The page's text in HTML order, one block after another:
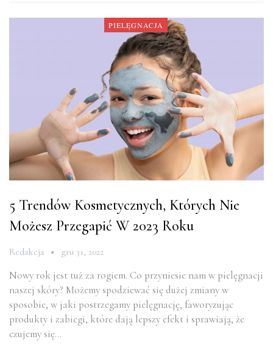
PIELĘGNACJA
5 Trendów Kosmetycznych, Których Nie
Możesz Przegapić W 2023 Roku
Redakcja gru 31, 2022
Nowy rok jest tuż za rogiem. Co przyniesie nam w pielęgnacji
naszej skóry? Możemy spodziewać się dużej zmiany w
sposobie, w jaki postrzegamy pielęgnację, faworyzując
produkty i zabiegi, które dają lepszy efekt i sprawiają, że
czujemy się…